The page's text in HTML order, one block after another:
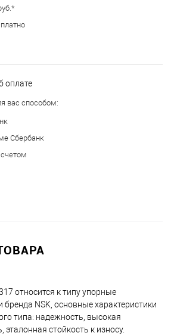
оплате
вас способом:
Сбербанк
относится к типу упорные
NSK, основные характеристики
типа: надежность, высокая
эталонная стойкость к износу.